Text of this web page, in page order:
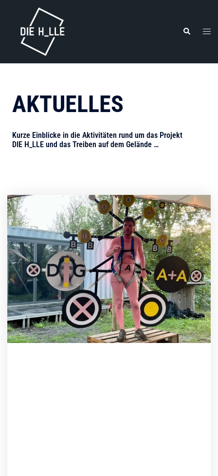
AKTUELLES
Kurze Einblicke in die Aktivitäten rund um das Projekt
DIE H_LLE und das Treiben auf dem Gelände …